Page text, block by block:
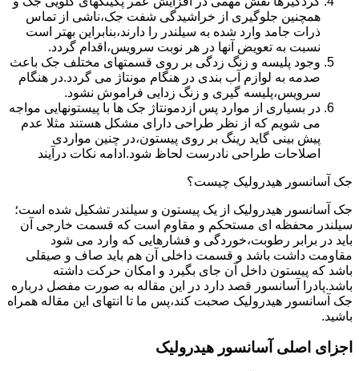
همچنین جلوگیری از خراشیدگی شفت جک،ناشی از تماس
ذرات جامد وارد شده به سیلندر را دارند،بنابراین بهتر است
نسبت به تعویض آنها در هر نوبت سرویس،اقدام گردد.
وجود پلیسه و زنگ زدگی بر روی قسمتهای مختلف جک باعث
صدمه به لوازم آب بندی در هنگام مونتاژ می گردد.در هنگام
سرویس،پلیسه گیری و زنگ زدایی فراموش نشود.
در بسیاری از موارد پس ازدمونتاژ جک ها با پیستونهایی مواجه
می شویم که از نظر طراحی دارای مشکل هستند مثلا عدم
پیش بینی گاید رینگ بر روی پیستون،در چنین مواردی
اصلاحات طراحی نادرست لحاظ شود.ادامه نکات درآیند
جک آسانسور هیدرولیک چیست؟
جک آسانسور هیدرولیک از یک پیستون و سیلندر تشکیل شده است؛
سیلندر محفظه ای مستحکم و مقاوم است که قسمت خارجی آن
باید در برابر رطوبت،خوردگی و فشارهایی که وارد می شود
مقاومت داشت باشد و قسمت داخلی آن هم باید صاف و صیقلی
باشد که پیستون داخل آن جای بگیرد و امکان حرکت داشته
باشد.پادرا آسانسور قصد دارد در این مقاله به صورت مفصل درباره
جک آسانسور هیدرولیک صحبت کند،پس ما تا انتهای این مقاله همراه
باشید.
اجزای اصلی آسانسور هیدرولیک